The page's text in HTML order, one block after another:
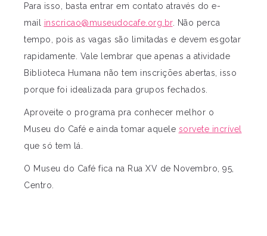
Para isso, basta entrar em contato através do e-
mail inscricao@museudocafe.org.br. Não perca
tempo, pois as vagas são limitadas e devem esgotar
rapidamente. Vale lembrar que apenas a atividade
Biblioteca Humana não tem inscrições abertas, isso
porque foi idealizada para grupos fechados.
Aproveite o programa pra conhecer melhor o
Museu do Café e ainda tomar aquele sorvete incrível
que só tem lá.
O Museu do Café fica na Rua XV de Novembro, 95,
Centro.